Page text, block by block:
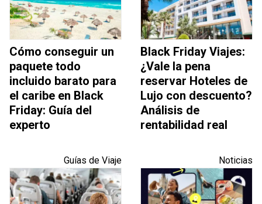
Cómo conseguir un
paquete todo
incluido barato para
el caribe en Black
Friday: Guía del
experto
Black Friday Viajes:
¿Vale la pena
reservar Hoteles de
Lujo con descuento?
Análisis de
rentabilidad real
Guías de Viaje Noticias